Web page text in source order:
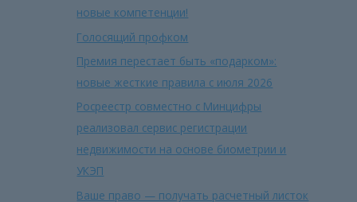
новые компетенции!
Голосящий профком
Премия перестает быть «подарком»:
новые жесткие правила с июля 2026
Росреестр совместно с Минцифры
реализовал сервис регистрации
недвижимости на основе биометрии и
УКЭП
Ваше право — получать расчетный листок